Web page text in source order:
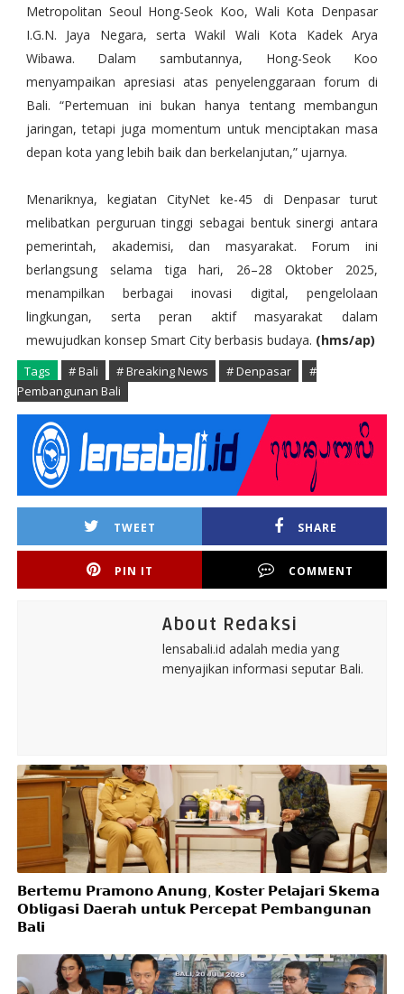
Metropolitan Seoul Hong-Seok Koo, Wali Kota Denpasar
I.G.N. Jaya Negara, serta Wakil Wali Kota Kadek Arya
Wibawa. Dalam sambutannya, Hong-Seok Koo
menyampaikan apresiasi atas penyelenggaraan forum di
Bali. “Pertemuan ini bukan hanya tentang membangun
jaringan, tetapi juga momentum untuk menciptakan masa
depan kota yang lebih baik dan berkelanjutan,” ujarnya.
Menariknya, kegiatan CityNet ke-45 di Denpasar turut
melibatkan perguruan tinggi sebagai bentuk sinergi antara
pemerintah, akademisi, dan masyarakat. Forum ini
berlangsung selama tiga hari, 26–28 Oktober 2025,
menampilkan berbagai inovasi digital, pengelolaan
lingkungan, serta peran aktif masyarakat dalam
mewujudkan konsep Smart City berbasis budaya. (hms/ap)
Tags # Bali # Breaking News # Denpasar
#
Pembangunan Bali
TWEET SHARE
PIN IT COMMENT
About Redaksi
lensabali.id adalah media yang
menyajikan informasi seputar Bali.
𝗕𝗲𝗿𝘁𝗲𝗺𝘂 𝗣𝗿𝗮𝗺𝗼𝗻𝗼 𝗔𝗻𝘂𝗻𝗴, 𝗞𝗼𝘀𝘁𝗲𝗿 𝗣𝗲𝗹𝗮𝗷𝗮𝗿𝗶 𝗦𝗸𝗲𝗺𝗮
𝗢𝗯𝗹𝗶𝗴𝗮𝘀𝗶 𝗗𝗮𝗲𝗿𝗮𝗵 𝘂𝗻𝘁𝘂𝗸 𝗣𝗲𝗿𝗰𝗲𝗽𝗮𝘁 𝗣𝗲𝗺𝗯𝗮𝗻𝗴𝘂𝗻𝗮𝗻
𝗕𝗮𝗹𝗶